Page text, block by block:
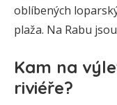
oblíbených
plaža. Na Rabu
Kam na
riviéře?